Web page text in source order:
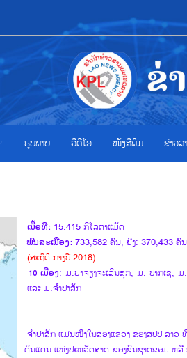
ຮູບພາບ ວີດີໂອ ໜັງສືພິມ ຂ່າວ​ລ
ເນື້ອທີ: 15.415 ກິໂລຕາແມັດ
ພົນລະເມືອງ: 733,582 ຄົນ, ຍີງ: 370,433
(ສະຖິຕິ ກາງປີ 2018)
10 ເມືອງ: ມ.ບາຈຽງຈະເລີນສຸກ, ມ. ປາກເຊ,
ແລະ ມ.ຈຳປາສັກ
ຈຳປາສັກ ແມ່ນໜຶ່ງໃນສອງແຂວງ ຂອງສປປ ລາວ
ດິນແດນ ແຫ່ງປະຫວັດສາດ ຂອງຊົນຊາດຂອມ ຫລື